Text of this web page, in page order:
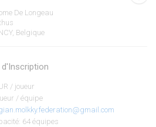
De Longeau
, Belgique
d'Inscription
/ joueur
/ équipe
64 équipes
de Boulay Triplette
2021|France
du printemps confiné
2021|France